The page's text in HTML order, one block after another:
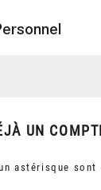
UN
astérisque